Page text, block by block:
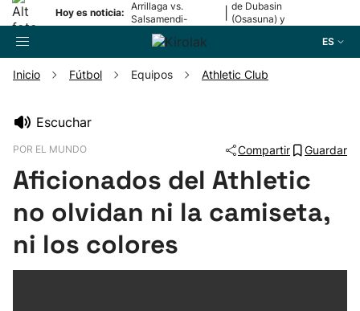
Hoy es noticia:
Arrillaga vs.
Salsamendi-
Bergara y Erasun
vs. Gaminde
de Dubasin
(Osasuna) y
ES
Pelota
Remo
Inicio Fútbol Equipos Athletic Club
Escuchar
POR EL MUNDO Compartir Guardar
Aficionados del Athletic
no olvidan ni la camiseta,
ni los colores